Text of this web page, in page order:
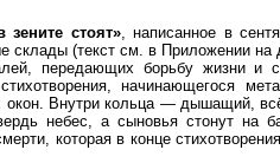
стоят», написанное в
скла­ды (текст см. в Приложении на
передающих борьбу жизни и
начинающегося
окон. Внутри кольца — дышащий,
небес, а сыновья стонут на
которая в конце